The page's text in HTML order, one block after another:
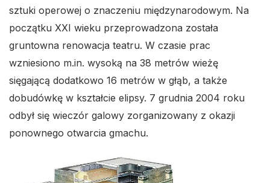
sztuki operowej o znaczeniu międzynarodowym. Na
początku XXI wieku przeprowadzona została
gruntowna renowacja teatru. W czasie prac
wzniesiono m.in. wysoką na 38 metrów wieżę
sięgającą dodatkowo 16 metrów w głąb, a także
dobudówkę w kształcie elipsy. 7 grudnia 2004 roku
odbył się wieczór galowy zorganizowany z okazji
ponownego otwarcia gmachu.